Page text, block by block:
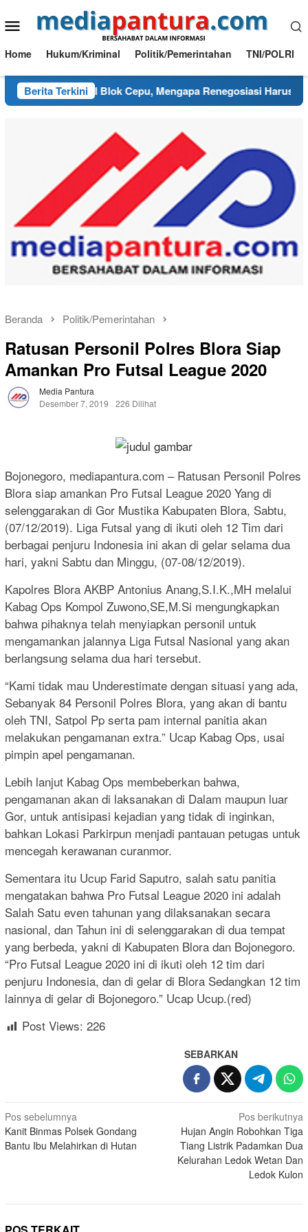
ke
Menu
Mobile
Home Hukum/Kriminal Politik/Pemerintahan TNI/POLRI
Berita Terkini
Kusut PI Blok Cepu, Mengapa Renegosiasi Harus Berpijak
Beranda Politik/Pemerintahan
Ratusan Personil Polres Blora Siap
Amankan Pro Futsal League 2020
Media Pantura
Desember 7, 2019
226 Dilihat
Bojonegoro, mediapantura.com – Ratusan Personil Polres
Blora siap amankan Pro Futsal League 2020 Yang di
selenggarakan di Gor Mustika Kabupaten Blora, Sabtu,
(07/12/2019). Liga Futsal yang di ikuti oleh 12 Tim dari
berbagai penjuru Indonesia ini akan di gelar selama dua
hari, yakni Sabtu dan Minggu, (07-08/12/2019).
Kapolres Blora AKBP Antonius Anang,S.I.K.,MH melalui
Kabag Ops Kompol Zuwono,SE,M.Si mengungkapkan
bahwa pihaknya telah menyiapkan personil untuk
mengamankan jalannya Liga Futsal Nasional yang akan
berlangsung selama dua hari tersebut.
“Kami tidak mau Underestimate dengan situasi yang ada,
Sebanyak 84 Personil Polres Blora, yang akan di bantu
oleh TNI, Satpol Pp serta pam internal panitia akan
melakukan pengamanan extra.” Ucap Kabag Ops, usai
pimpin apel pengamanan.
Lebih lanjut Kabag Ops membeberkan bahwa,
pengamanan akan di laksanakan di Dalam maupun luar
Gor, untuk antisipasi kejadian yang tidak di inginkan,
bahkan Lokasi Parkirpun menjadi pantauan petugas untuk
mencegah kerawanan curanmor.
Sementara itu Ucup Farid Saputro, salah satu panitia
mengatakan bahwa Pro Futsal League 2020 ini adalah
Salah Satu even tahunan yang dilaksanakan secara
nasional, dan Tahun ini di selenggarakan di dua tempat
yang berbeda, yakni di Kabupaten Blora dan Bojonegoro.
“Pro Futsal League 2020 ini di ikuti oleh 12 tim dari
penjuru Indonesia, dan di gelar di Blora Sedangkan 12 tim
lainnya di gelar di Bojonegoro.” Ucap Ucup.(red)
Post Views: 226
SEBARKAN
Navigasi
pos
Pos sebelumnya
Kanit Binmas Polsek Gondang
Bantu Ibu Melahirkan di Hutan
Pos berikutnya
Hujan Angin Robohkan Tiga
Tiang Listrik Padamkan Dua
Kelurahan Ledok Wetan Dan
Ledok Kulon